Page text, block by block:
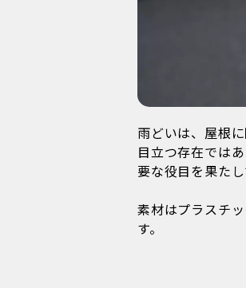
雨どいは、屋根
目立つ存在では
要な役目を果たし
素材はプラスチ
す。